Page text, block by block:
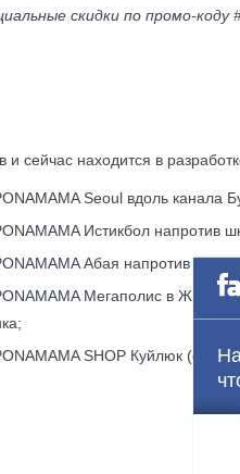
скидки по промо-коду
сейчас находится в
Seoul вдоль канала
Истикбол напротив
Абая напротив
Мегаполис в ЖК
SHOP Куйлюк